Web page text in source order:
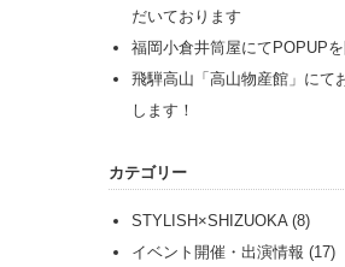
だいております
福岡小倉井筒屋にてPOPUPを
飛騨高山「高山物産館」にて
します！
カテゴリー
STYLISH×SHIZUOKA(8)
イベント開催・出演情報 (17)